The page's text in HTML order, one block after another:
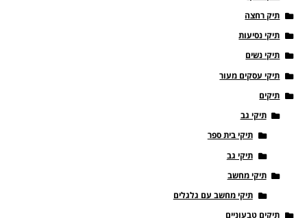
תיק רחצה
תיקי נסיעות
תיקי נשים
תיקי עסקים מעור
תיקים
תיקי גב
תיקי בית ספר
תיקי גב
תיקי מחשב
תיקי מחשב עם גלגלים
תיקים טבעוניים